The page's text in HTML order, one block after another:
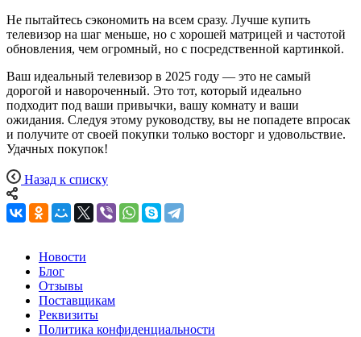
Не пытайтесь сэкономить на всем сразу. Лучше купить
телевизор на шаг меньше, но с хорошей матрицей и частотой
обновления, чем огромный, но с посредственной картинкой.
Ваш идеальный телевизор в 2025 году — это не самый
дорогой и навороченный. Это тот, который идеально
подходит под ваши привычки, вашу комнату и ваши
ожидания. Следуя этому руководству, вы не попадете впросак
и получите от своей покупки только восторг и удовольствие.
Удачных покупок!
Назад к списку
Новости
Блог
Отзывы
Поставщикам
Реквизиты
Политика конфиденциальности